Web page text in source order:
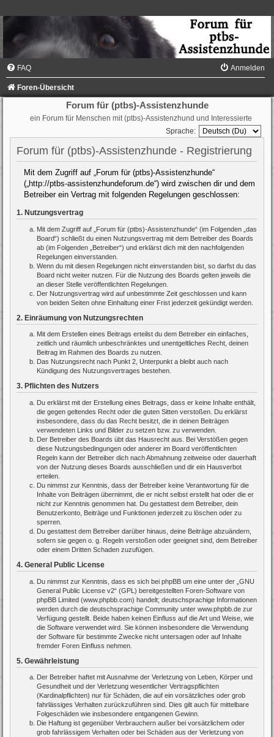
FAQ Anmelden
Foren-Übersicht
Forum für (ptbs)-Assistenzhunde
ein Forum für Menschen mit (ptbs)-Assistenzhund und Interessierte
Sprache:
Forum für (ptbs)-Assistenzhunde - Registrierung
Mit dem Zugriff auf „Forum für (ptbs)-Assistenzhunde“
(„http://ptbs-assistenzhundeforum.de“) wird zwischen dir und dem
Betreiber ein Vertrag mit folgenden Regelungen geschlossen:
1. Nutzungsvertrag
Mit dem Zugriff auf „Forum für (ptbs)-Assistenzhunde“ (im Folgenden „das
Board“) schließt du einen Nutzungsvertrag mit dem Betreiber des Boards
ab (im Folgenden „Betreiber“) und erklärst dich mit den nachfolgenden
Regelungen einverstanden.
Wenn du mit diesen Regelungen nicht einverstanden bist, so darfst du das
Board nicht weiter nutzen. Für die Nutzung des Boards gelten jeweils die
an dieser Stelle veröffentlichten Regelungen.
Der Nutzungsvertrag wird auf unbestimmte Zeit geschlossen und kann
von beiden Seiten ohne Einhaltung einer Frist jederzeit gekündigt werden.
2. Einräumung von Nutzungsrechten
Mit dem Erstellen eines Beitrags erteilst du dem Betreiber ein einfaches,
zeitlich und räumlich unbeschränktes und unentgeltliches Recht, deinen
Beitrag im Rahmen des Boards zu nutzen.
Das Nutzungsrecht nach Punkt 2, Unterpunkt a bleibt auch nach
Kündigung des Nutzungsvertrages bestehen.
3. Pflichten des Nutzers
Du erklärst mit der Erstellung eines Beitrags, dass er keine Inhalte enthält,
die gegen geltendes Recht oder die guten Sitten verstoßen. Du erklärst
insbesondere, dass du das Recht besitzt, die in deinen Beiträgen
verwendeten Links und Bilder zu setzen bzw. zu verwenden.
Der Betreiber des Boards übt das Hausrecht aus. Bei Verstößen gegen
diese Nutzungsbedingungen oder anderer im Board veröffentlichten
Regeln kann der Betreiber dich nach Abmahnung zeitweise oder dauerhaft
von der Nutzung dieses Boards ausschließen und dir ein Hausverbot
erteilen.
Du nimmst zur Kenntnis, dass der Betreiber keine Verantwortung für die
Inhalte von Beiträgen übernimmt, die er nicht selbst erstellt hat oder die er
nicht zur Kenntnis genommen hat. Du gestattest dem Betreiber, dein
Benutzerkonto, Beiträge und Funktionen jederzeit zu löschen oder zu
sperren.
Du gestattest dem Betreiber darüber hinaus, deine Beiträge abzuändern,
sofern sie gegen o. g. Regeln verstoßen oder geeignet sind, dem Betreiber
oder einem Dritten Schaden zuzufügen.
4. General Public License
Du nimmst zur Kenntnis, dass es sich bei phpBB um eine unter der „ GNU
General Public License v2“ (GPL) bereitgestellten Foren-Software von
phpBB Limited (www.phpbb.com) handelt; deutschsprachige Informationen
werden durch die deutschsprachige Community unter www.phpbb.de zur
Verfügung gestellt. Beide haben keinen Einfluss auf die Art und Weise, wie
die Software verwendet wird. Sie können insbesondere die Verwendung
der Software für bestimmte Zwecke nicht untersagen oder auf Inhalte
fremder Foren Einfluss nehmen.
5. Gewährleistung
Der Betreiber haftet mit Ausnahme der Verletzung von Leben, Körper und
Gesundheit und der Verletzung wesentlicher Vertragspflichten
(Kardinalpflichten) nur für Schäden, die auf ein vorsätzliches oder grob
fahrlässiges Verhalten zurückzuführen sind. Dies gilt auch für mittelbare
Folgeschäden wie insbesondere entgangenen Gewinn.
Die Haftung ist gegenüber Verbrauchern außer bei vorsätzlichem oder
grob fahrlässigem Verhalten oder bei Schäden aus der Verletzung von